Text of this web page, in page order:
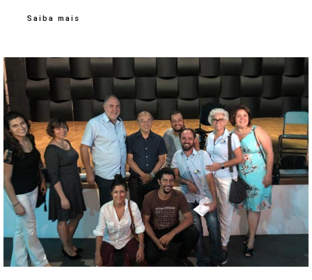
principais ferramentas acerca deste tema e como
aplicá-las.
Saiba mais